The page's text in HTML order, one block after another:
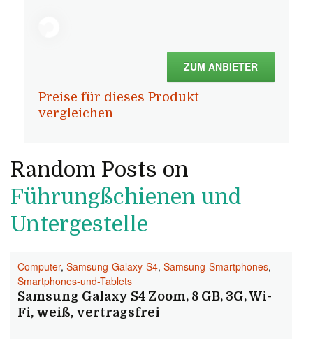
ZUM ANBIETER
Preise für dieses Produkt
vergleichen
Random Posts on
Führungßchienen und
Untergestelle
Computer, Samsung-Galaxy-S4, Samsung-Smartphones,
Smartphones-und-Tablets
Samsung Galaxy S4 Zoom, 8 GB, 3G, Wi-
Fi, weiß, vertragsfrei